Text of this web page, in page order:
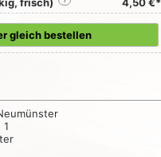
gleich bestellen